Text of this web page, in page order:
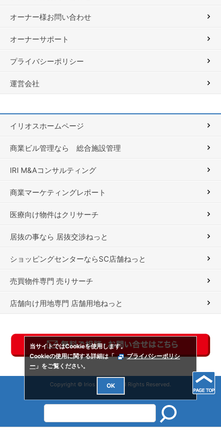
オーナー様お問い合わせ
オーナーサポート
プライバシーポリシー
運営会社
イリオスホームページ
商業ビル管理なら 総合施設管理
IRI M&Aコンサルティング
商業マーケティングレポート
医療向け物件はクリサーチ
居抜の事なら 居抜交渉ねっと
ショッピングセンターならSC店舗ねっと
売買物件専門 売りサーチ
店舗向け用地専門 店舗用地ねっと
Copyright © Irios Co., Ltd. All Rights Reserved.
当サイトではCookieを使用します。
Cookieの使用に関する詳細は「
プライバシーポリシ
ー 」をご覧ください。
OK